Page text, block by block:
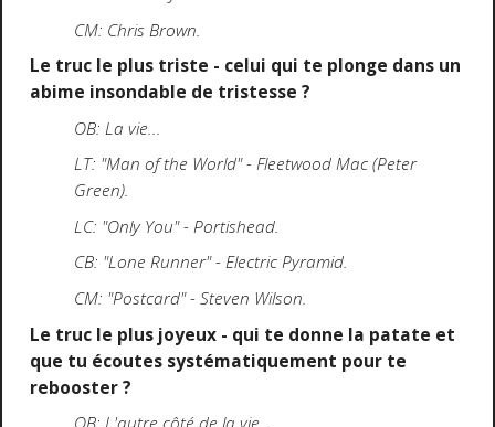
CM: Chris Brown.
Le truc le plus triste - celui qui te plonge dans un
abime insondable de tristesse ?
OB: La vie...
LT: "Man of the World" - Fleetwood Mac (Peter
Green).
LC: "Only You" - Portishead.
CB: "Lone Runner" - Electric Pyramid.
CM: "Postcard" - Steven Wilson.
Le truc le plus joyeux - qui te donne la patate et
que tu écoutes systématiquement pour te
rebooster ?